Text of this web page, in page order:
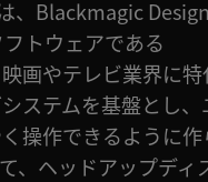
、Blackmagic
トウェアである
画やテレビ業界に特
ステムを基盤とし、
操作できるように作
、ヘッドアップディ